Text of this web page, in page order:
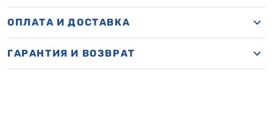
ОПЛАТА И ДОСТАВКА
ГАРАНТИЯ И ВОЗВРАТ